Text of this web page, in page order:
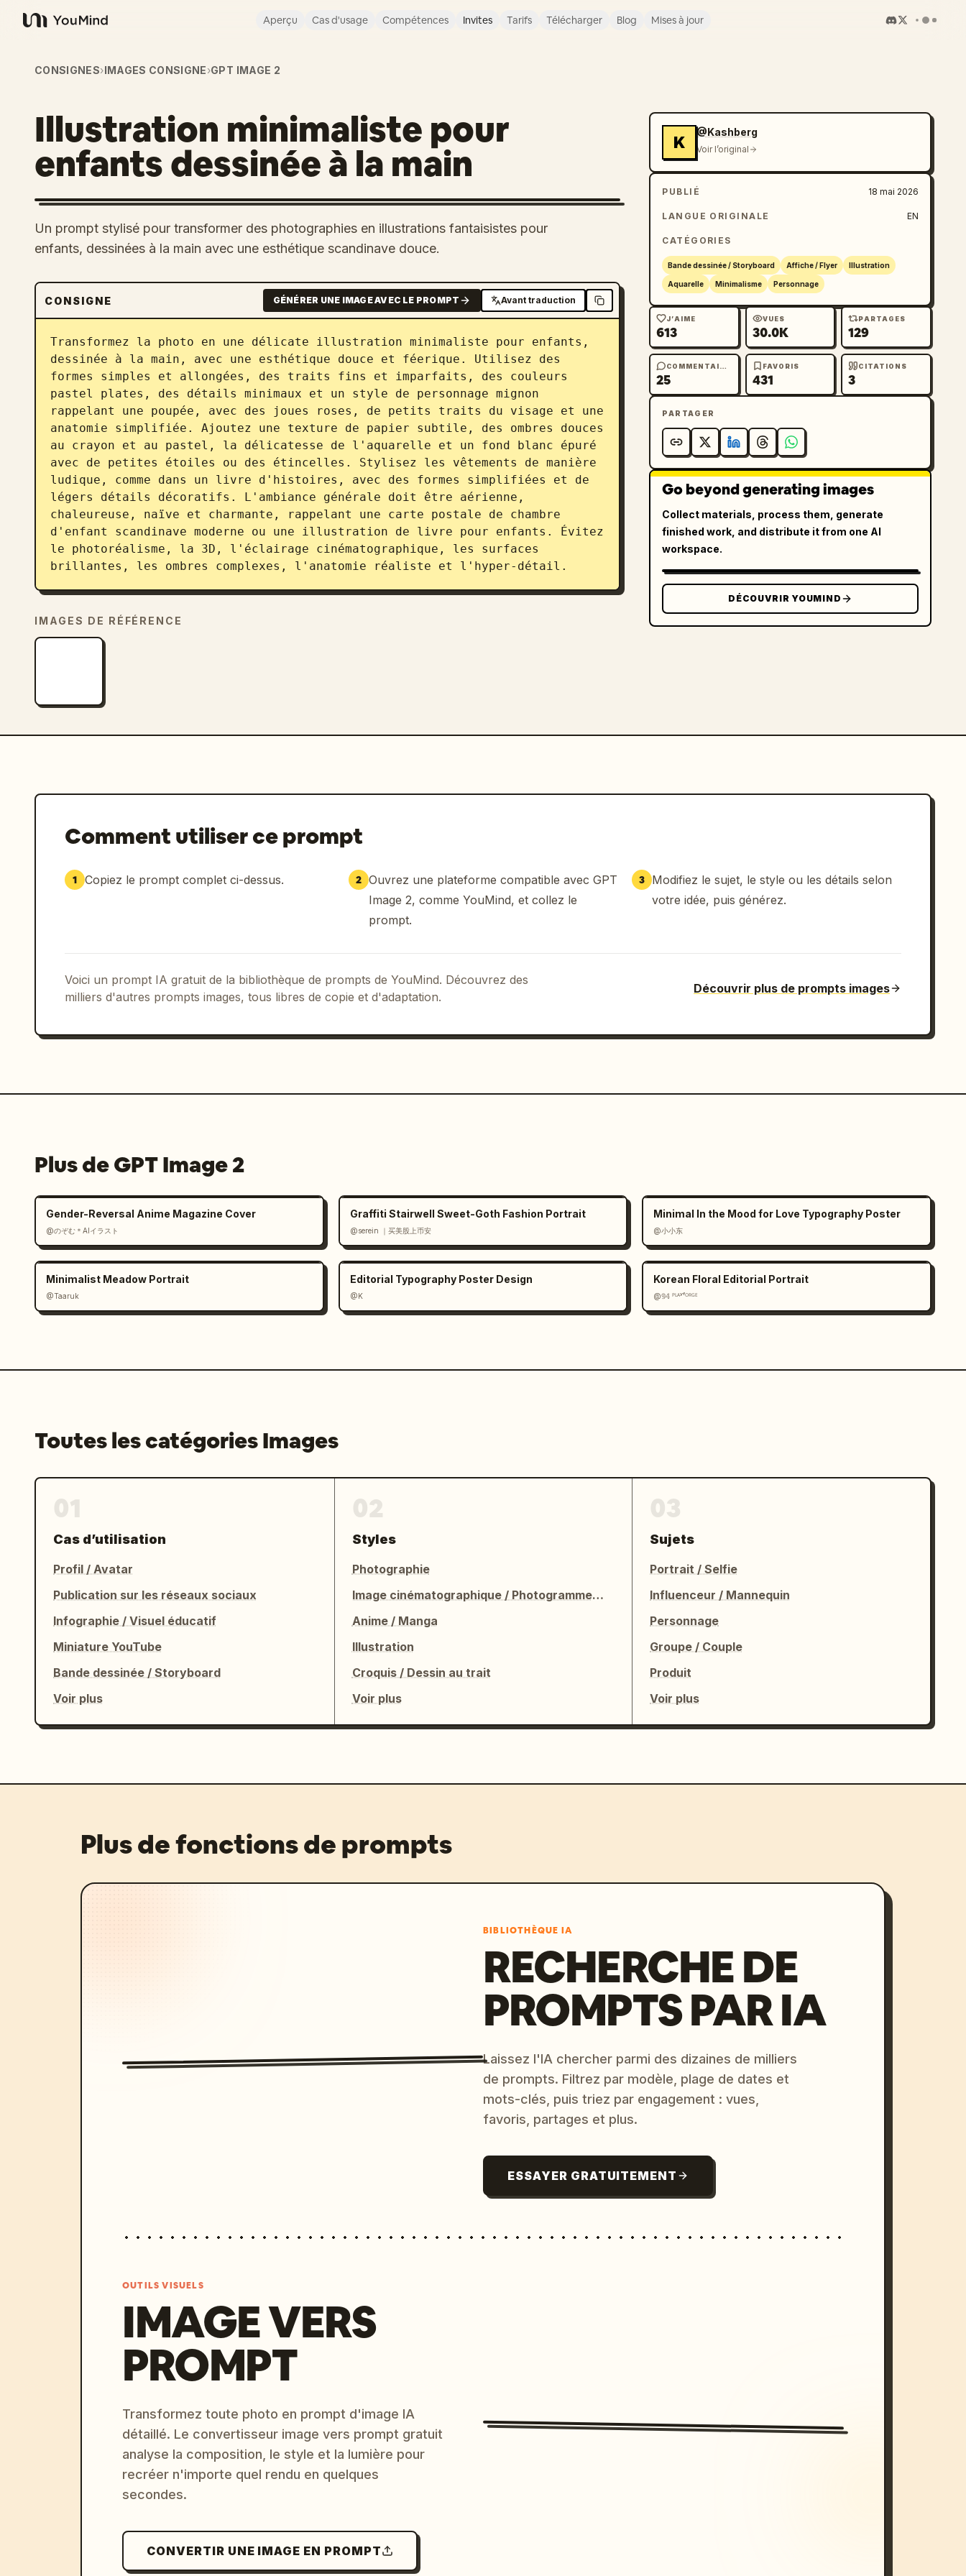
YouMind
Aperçu Cas d'usage Compétences Invites Tarifs Télécharger Blog Mises à jour
CONSIGNES›IMAGES CONSIGNE›GPT IMAGE 2
Illustration minimaliste pour
enfants dessinée à la main
Un prompt stylisé pour transformer des photographies en illustrations fantaisistes pour
enfants, dessinées à la main avec une esthétique scandinave douce.
CONSIGNE GÉNÉRER UNE IMAGE AVEC LE PROMPT Avant traduction
Transformez la photo en une délicate illustration minimaliste pour enfants,
dessinée à la main, avec une esthétique douce et féerique. Utilisez des
formes simples et allongées, des traits fins et imparfaits, des couleurs
pastel plates, des détails minimaux et un style de personnage mignon
rappelant une poupée, avec des joues roses, de petits traits du visage et une
anatomie simplifiée. Ajoutez une texture de papier subtile, des ombres douces
au crayon et au pastel, la délicatesse de l'aquarelle et un fond blanc épuré
avec de petites étoiles ou des étincelles. Stylisez les vêtements de manière
ludique, comme dans un livre d'histoires, avec des formes simplifiées et de
légers détails décoratifs. L'ambiance générale doit être aérienne,
chaleureuse, naïve et charmante, rappelant une carte postale de chambre
d'enfant scandinave moderne ou une illustration de livre pour enfants. Évitez
le photoréalisme, la 3D, l'éclairage cinématographique, les surfaces
brillantes, les ombres complexes, l'anatomie réaliste et l'hyper-détail.
IMAGES DE RÉFÉRENCE
K
@Kashberg
Voir l’original
PUBLIÉ 18 mai 2026
LANGUE ORIGINALE EN
CATÉGORIES
Bande dessinée / Storyboard Affiche / Flyer Illustration
Aquarelle Minimalisme Personnage
J’AIME
613
VUES
30.0K
PARTAGES
129
COMMENTAIRES
25
FAVORIS
431
CITATIONS
3
PARTAGER
Go beyond generating images
Collect materials, process them, generate
finished work, and distribute it from one AI
workspace.
DÉCOUVRIR YOUMIND
Comment utiliser ce prompt
1 Copiez le prompt complet ci-dessus. 2 Ouvrez une plateforme compatible avec GPT
Image 2, comme YouMind, et collez le
prompt.
3
Modifiez le sujet, le style ou les détails selon
votre idée, puis générez.
Voici un prompt IA gratuit de la bibliothèque de prompts de YouMind. Découvrez des
milliers d'autres prompts images, tous libres de copie et d'adaptation.
Découvrir plus de prompts images
Plus de GPT Image 2
Gender-Reversal Anime Magazine Cover
@のぞむ＊AIイラスト
Graffiti Stairwell Sweet-Goth Fashion Portrait
@serein ｜买美股上币安
Minimal In the Mood for Love Typography Poster
@小小东
Minimalist Meadow Portrait
@Taaruk
Editorial Typography Poster Design
@K
Korean Floral Editorial Portrait
@𝟡𝟜 ᴾᴸᴬʸᶠᴼᴿᴳᴱ
Toutes les catégories Images
Cas d’utilisation
Profil / Avatar
Publication sur les réseaux sociaux
Infographie / Visuel éducatif
Miniature YouTube
Bande dessinée / Storyboard
Voir plus
Styles
Photographie
Image cinématographique / Photogramme de film
Anime / Manga
Illustration
Croquis / Dessin au trait
Voir plus
Sujets
Portrait / Selfie
Influenceur / Mannequin
Personnage
Groupe / Couple
Produit
Voir plus
Plus de fonctions de prompts
BIBLIOTHÈQUE IA
RECHERCHE DE
PROMPTS PAR IA
Laissez l'IA chercher parmi des dizaines de milliers
de prompts. Filtrez par modèle, plage de dates et
mots-clés, puis triez par engagement : vues,
favoris, partages et plus.
ESSAYER GRATUITEMENT
OUTILS VISUELS
IMAGE VERS
PROMPT
Transformez toute photo en prompt d'image IA
détaillé. Le convertisseur image vers prompt gratuit
analyse la composition, le style et la lumière pour
recréer n'importe quel rendu en quelques
secondes.
CONVERTIR UNE IMAGE EN PROMPT